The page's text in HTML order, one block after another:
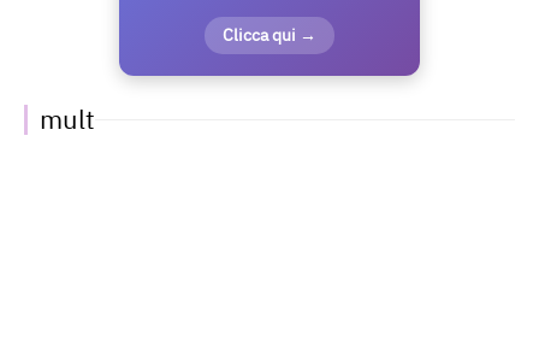
Clicca qui →
mult